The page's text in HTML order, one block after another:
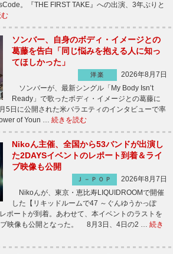
。『THE FIRST TAKE』への出演、3年ぶりと
ソンバー、自身のボディ・イメージとの
葛藤を告白「同じ悩みを抱える人に知っ
てほしかった」
洋楽
2026年8月7日
ソンバーが、最新シングル「My Body Isn’t
Ready」で歌ったボディ・イメージとの葛藤に
5日に公開された米バラエティのインタビューで率
of Youn … 続きを読む
Nikoん主催、全国から53バンドが出演し
た2DAYSイベントのレポート到着＆ライ
ブ映像も公開
Ｊ－ＰＯＰ
2026年8月7日
Nikoんが、東京・恵比寿LIQUIDROOMで開催
した【リキッドルームで47 ～ぐんゆうかっぽ
ポートが到着。あわせて、本イベントのラストを
ブ映像も公開となった。 8月3日、4日の2 … 続き